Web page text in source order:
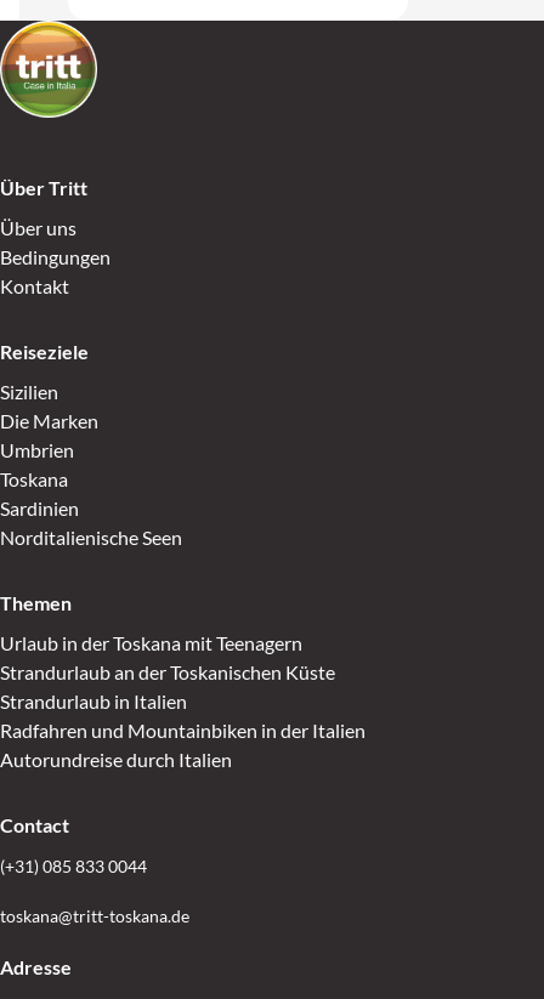
Über Tritt
Über uns
Bedingungen
Kontakt
Reiseziele
Sizilien
Die Marken
Umbrien
Toskana
Sardinien
Norditalienische Seen
Themen
Urlaub in der Toskana mit Teenagern
Strandurlaub an der Toskanischen Küste
Strandurlaub in Italien
Radfahren und Mountainbiken in der Italien
Autorundreise durch Italien
Contact
(+31) 085 833 0044
toskana@tritt-toskana.de
Adresse